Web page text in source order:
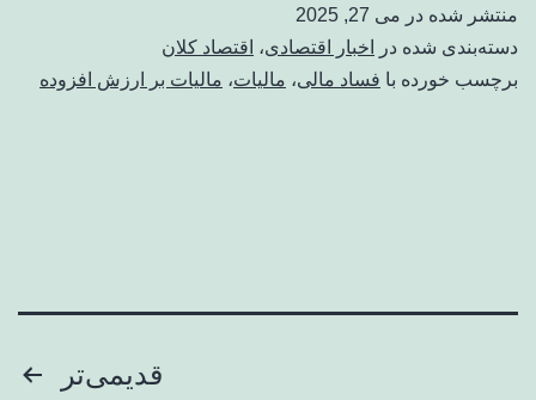
منتشر شده در می 27, 2025
دسته‌بندی شده در
اخبار اقتصادی، اقتصاد کلان
برچسب خورده با فساد مالی، مالیات، مالیات بر ارزش افزوده
قدیمی‌تر